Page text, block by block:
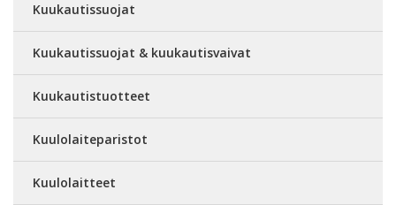
Kuukautissuojat
Kuukautissuojat & kuukautisvaivat
Kuukautistuotteet
Kuulolaiteparistot
Kuulolaitteet